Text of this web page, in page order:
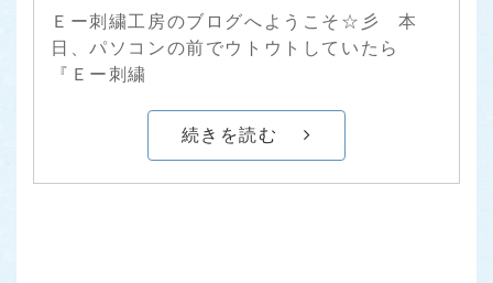
Ｅー刺繍工房のブログへようこそ☆彡 本
日、パソコンの前でウトウトしていたら
『Ｅー刺繍
続きを読む